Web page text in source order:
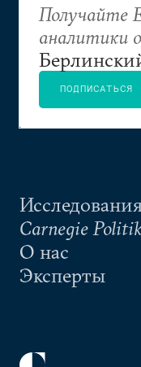
Carnegie
О нас
Эксперты
Получайте
аналитики
ПОДПИСАТЬСЯ